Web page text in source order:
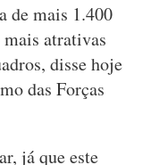
de mais 1.400
atrativas
disse hoje
das Forças
já que este